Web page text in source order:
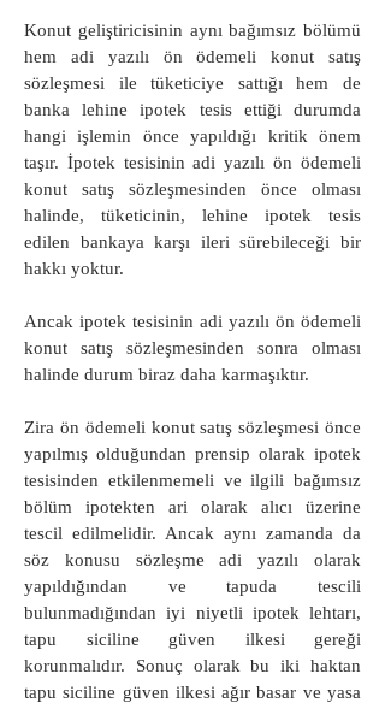
Konut geliştiricisinin aynı bağımsız bölümü
hem adi yazılı ön ödemeli konut satış
sözleşmesi ile tüketiciye sattığı hem de
banka lehine ipotek tesis ettiği durumda
hangi işlemin önce yapıldığı kritik önem
taşır. İpotek tesisinin adi yazılı ön ödemeli
konut satış sözleşmesinden önce olması
halinde, tüketicinin, lehine ipotek tesis
edilen bankaya karşı ileri sürebileceği bir
hakkı yoktur.
Ancak ipotek tesisinin adi yazılı ön ödemeli
konut satış sözleşmesinden sonra olması
halinde durum biraz daha karmaşıktır.
Zira ön ödemeli konut satış sözleşmesi önce
yapılmış olduğundan prensip olarak ipotek
tesisinden etkilenmemeli ve ilgili bağımsız
bölüm ipotekten ari olarak alıcı üzerine
tescil edilmelidir. Ancak aynı zamanda da
söz konusu sözleşme adi yazılı olarak
yapıldığından ve tapuda tescili
bulunmadığından iyi niyetli ipotek lehtarı,
tapu siciline güven ilkesi gereği
korunmalıdır. Sonuç olarak bu iki haktan
tapu siciline güven ilkesi ağır basar ve yasa